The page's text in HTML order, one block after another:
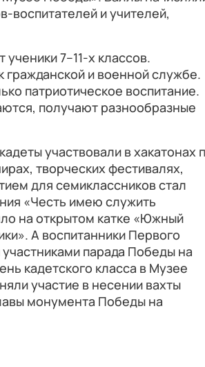
воспитателей и учителей,
7–11-х классов.
гражданской и военной службе.
патриотическое воспитание.
получают разнообразные
участвовали в хакатонах
творческих фестивалях,
для семиклассников стал
«Честь имею служить
на открытом катке «Южный
А воспитанники Первого
парада Победы на
кадетского класса в Музее
участие в несении вахты
монумента Победы на